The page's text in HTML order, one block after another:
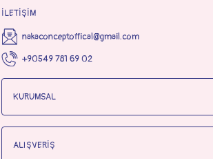
İLETİŞİM
nakaconceptoffical@gmail.com
+90549 781 69 02
KURUMSAL
ALIŞVERİŞ